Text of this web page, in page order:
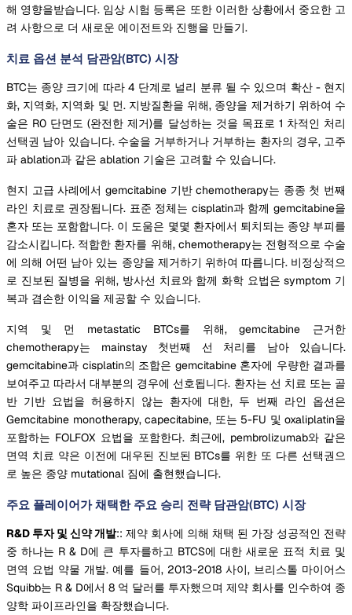
해 영향을받습니다. 임상 시험 등록은 또한 이러한 상황에서 중요한 고
려 사항으로 더 새로운 에이전트와 진행을 만들기.
치료 옵션 분석 담관암(BTC) 시장
BTC는 종양 크기에 따라 4 단계로 널리 분류 될 수 있으며 확산 - 현지
화, 지역화, 지역화 및 먼. 지방질환을 위해, 종양을 제거하기 위하여 수
술은 R0 단면도 (완전한 제거)를 달성하는 것을 목표로 1 차적인 처리
선택권 남아 있습니다. 수술을 거부하거나 거부하는 환자의 경우, 고주
파 ablation과 같은 ablation 기술은 고려할 수 있습니다.
현지 고급 사례에서 gemcitabine 기반 chemotherapy는 종종 첫 번째
라인 치료로 권장됩니다. 표준 정체는 cisplatin과 함께 gemcitabine을
혼자 또는 포함합니다. 이 도움은 몇몇 환자에서 퇴치되는 종양 부피를
감소시킵니다. 적합한 환자를 위해, chemotherapy는 전형적으로 수술
에 의해 어떤 남아 있는 종양을 제거하기 위하여 따릅니다. 비정상적으
로 진보된 질병을 위해, 방사선 치료와 함께 화학 요법은 symptom 기
복과 겸손한 이익을 제공할 수 있습니다.
지역 및 먼 metastatic BTCs를 위해, gemcitabine 근거한
chemotherapy는 mainstay 첫번째 선 처리를 남아 있습니다.
gemcitabine과 cisplatin의 조합은 gemcitabine 혼자에 우량한 결과를
보여주고 따라서 대부분의 경우에 선호됩니다. 환자는 선 치료 또는 골
반 기반 요법을 허용하지 않는 환자에 대한, 두 번째 라인 옵션은
Gemcitabine monotherapy, capecitabine, 또는 5-FU 및 oxaliplatin을
포함하는 FOLFOX 요법을 포함한다. 최근에, pembrolizumab와 같은
면역 치료 약은 이전에 대우된 진보된 BTCs를 위한 또 다른 선택권으
로 높은 종양 mutational 짐에 출현했습니다.
주요 플레이어가 채택한 주요 승리 전략 담관암(BTC) 시장
R&D 투자 및 신약 개발:: 제약 회사에 의해 채택 된 가장 성공적인 전략
중 하나는 R & D에 큰 투자를하고 BTCS에 대한 새로운 표적 치료 및
면역 요법 약물 개발. 예를 들어, 2013-2018 사이, 브리스톨 마이어스
Squibb는 R & D에서 8 억 달러를 투자했으며 제약 회사를 인수하여 종
양학 파이프라인을 확장했습니다.